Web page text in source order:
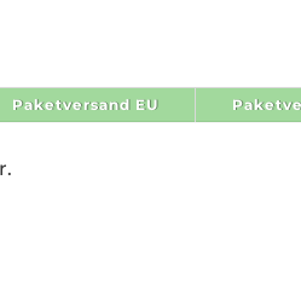
Paketversand EU